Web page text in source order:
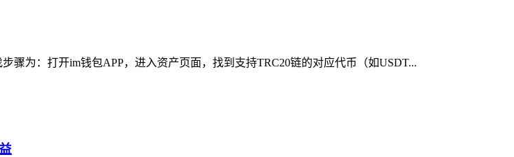
骤为：打开im钱包APP，进入资产页面，找到支持TRC20链的对应代币（如USDT...